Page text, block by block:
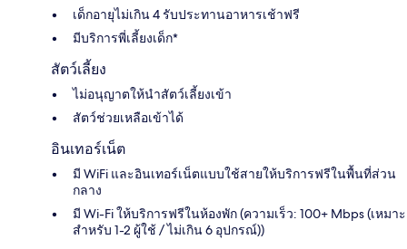
เด็กอายุไม่เกิน 4 รับประทานอาหารเช้าฟรี
มีบริการพี่เลี้ยงเด็ก*
สัตว์เลี้ยง
ไม่อนุญาตให้นำสัตว์เลี้ยงเข้า
สัตว์ช่วยเหลือเข้าได้
อินเทอร์เน็ต
มี WiFi และอินเทอร์เน็ตแบบใช้สายให้บริการฟรีในพื้นที่ส่วน
กลาง
มี Wi-Fi ให้บริการฟรีในห้องพัก (ความเร็ว: 100+ Mbps (เหมาะ
สำหรับ 1-2 ผู้ใช้ / ไม่เกิน 6 อุปกรณ์))